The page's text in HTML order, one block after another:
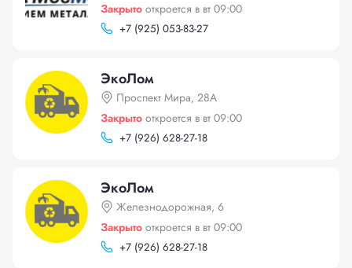
Закрыто откроется в вт 09:00
+7 (925) 053-83-27
ЭкоЛом
Проспект Мира, 28А
Закрыто откроется в вт 09:00
+7 (926) 628-27-18
ЭкоЛом
Железнодорожная, 6
Закрыто откроется в вт 09:00
+7 (926) 628-27-18